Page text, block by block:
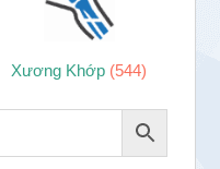
Xương Khớp (544)